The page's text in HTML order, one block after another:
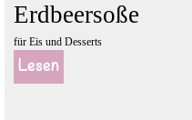
Erdbeersoße
für Eis und Desserts
Lesen